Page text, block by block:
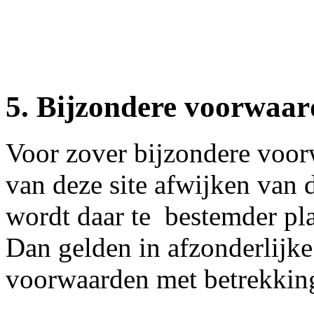
5. Bijzondere
Voor zover bijzondere
van deze site afwijken van
wordt daar te bestemder
Dan gelden in
voorwaarden met